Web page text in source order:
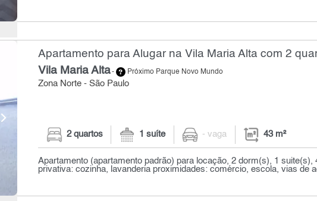
Apartamento para Alugar na Vila Maria Alta com 2
Vila Maria Alta- Próximo Parque Novo Mundo
Zona Norte - São Paulo
2 quartos 1 suíte - vaga 43 m²
Apartamento (apartamento padrão) para locação, 2 dorm(s), 1 suite(s),
privativa: cozinha, lavanderia proximidades: comércio, escola, vias de